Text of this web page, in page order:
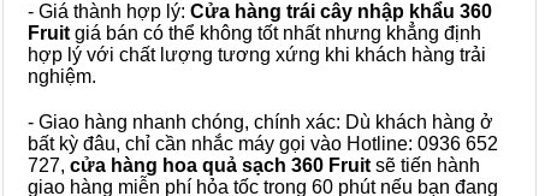
- Giá thành hợp lý: Cửa hàng trái cây nhập khẩu 360
Fruit giá bán có thể không tốt nhất nhưng khẳng định
hợp lý với chất lượng tương xứng khi khách hàng trải
nghiệm.
- Giao hàng nhanh chóng, chính xác: Dù khách hàng ở
bất kỳ đâu, chỉ cần nhắc máy gọi vào Hotline: 0936 652
727, cửa hàng hoa quả sạch 360 Fruit sẽ tiến hành
giao hàng miễn phí hỏa tốc trong 60 phút nếu bạn đang